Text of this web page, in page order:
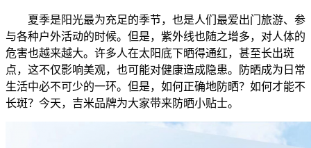
夏季是阳光最为充足的季节，也是人们最爱出门旅游、参
与各种户外活动的时候。但是，紫外线也随之增多，对人体的
危害也越来越大。许多人在太阳底下晒得通红，甚至长出斑
点，这不仅影响美观，也可能对健康造成隐患。防晒成为日常
生活中必不可少的一环。但是，如何正确地防晒？如何才能不
长斑？今天，吉米品牌为大家带来防晒小贴士。